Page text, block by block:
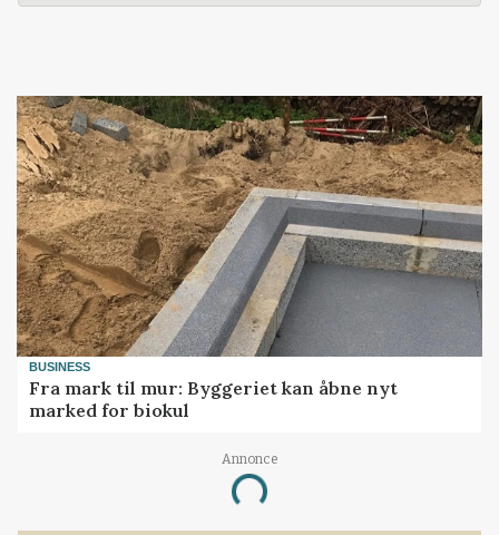
BUSINESS
Fra mark til mur: Byggeriet kan åbne nyt
marked for biokul
Annonce
Loading...